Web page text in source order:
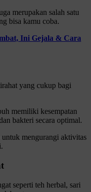
merupakan salah satu
bisa kamu coba.
Ini Gejala & Cara
yang cukup bagi
memiliki kesempatan
bakteri secara optimal.
mengurangi aktivitas
seperti teh herbal, sari